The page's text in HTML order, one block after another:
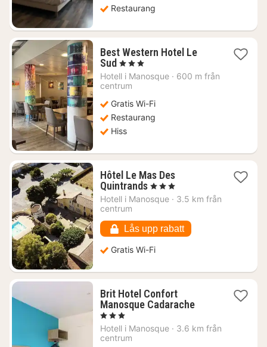
Restaurang
Best Western Hotel Le
Sud 1
natt
från
kr.
, 3 Stjärnor
Hotell i Manosque · 600 m från
centrum
Gratis Wi-Fi
Restaurang
Hiss
Hôtel Le Mas Des
Quintrands1
natt
från
kr.
, 3 Stjärnor
Hotell i Manosque · 3.5 km från
centrum
Lås upp rabatt
Gratis Wi-Fi
Brit Hotel Confort
Manosque Cadarache1
från
, 3 Stjärnor
Hotell i Manosque · 3.6 km från
centrum